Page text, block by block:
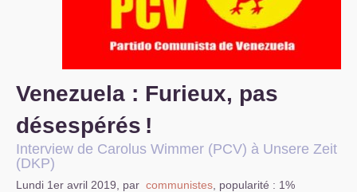
Venezuela : Furieux, pas
désespérés !
Interview de Carolus Wimmer (PCV) à Unsere Zeit
(DKP)
Lundi 1er avril 2019 par communistes popularité : 1%